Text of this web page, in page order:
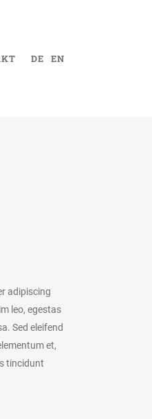
DE EN
adipiscing
leo, egestas
Sed eleifend
et,
tincidunt